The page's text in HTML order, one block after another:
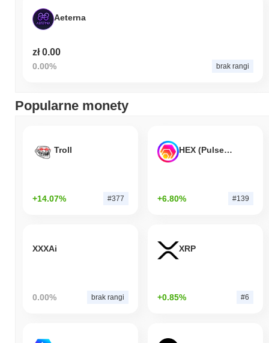
Aeterna
zł 0.00
0.00% brak rangi
Popularne monety
Troll
+14.07% #377
HEX (Pulsechain)
+6.80% #139
XXXAi
0.00% brak rangi
XRP
+0.85% #6